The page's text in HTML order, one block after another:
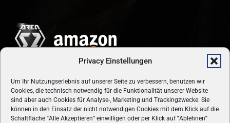
Privacy Einstellungen
Um Ihr Nutzungserlebnis auf unserer Seite zu verbessern, benutzen wir
Cookies, die technisch notwendig für die Funktionalität unserer Website
sind aber auch Cookies für Analyse-, Marketing und Trackingzwecke. Sie
können in den Einsatz der nicht notwendigen Cookies mit dem Klick auf die
Schaltfläche "Alle Akzeptieren" einwilligen oder per Klick auf"Ablehnen"